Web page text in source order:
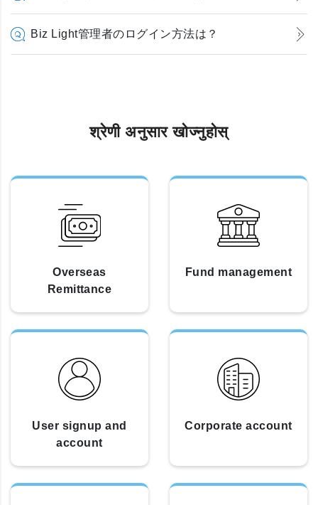
Biz Light管理者のログイン方法は？
श्रेणी अनुसार खोज्नुहोस्
Overseas
Remittance
Fund management
User signup and
account
Corporate account